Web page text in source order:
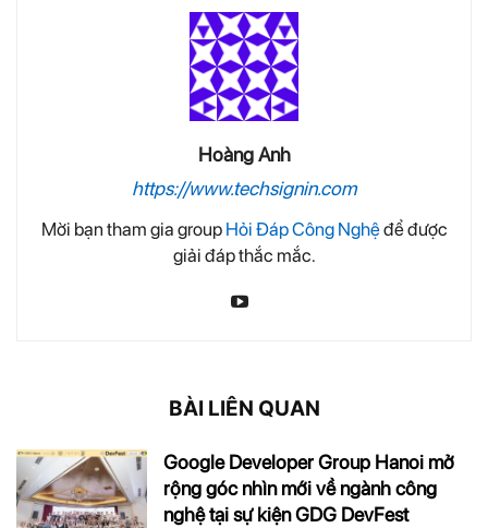
Hoàng Anh
https://www.techsignin.com
Mời bạn tham gia group Hỏi Đáp Công Nghệđể được
giải đáp thắc mắc.
BÀI LIÊN QUAN
Google Developer Group Hanoi mở
rộng góc nhìn mới về ngành công
nghệ tại sự kiện GDG DevFest